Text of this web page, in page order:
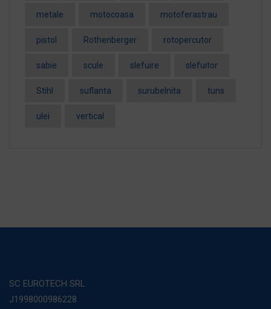
metale motocoasa motoferastrau
pistol Rothenberger rotopercutor
sabie scule slefuire slefuitor
Stihl suflanta surubelnita tuns
ulei vertical
SC EUROTECH SRL
J1998000986228